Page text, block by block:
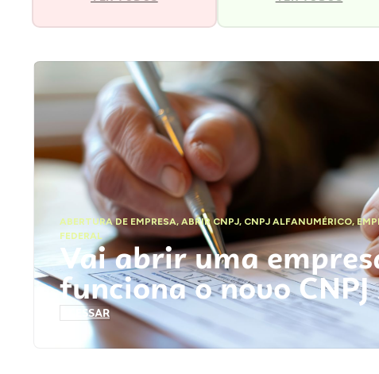
ABERTURA DE EMPRESA,ABRIR CNPJ, CNPJ ALFANUMÉRICO,
FEDERAL
Vai abrir uma
funciona o novo
ACESSAR